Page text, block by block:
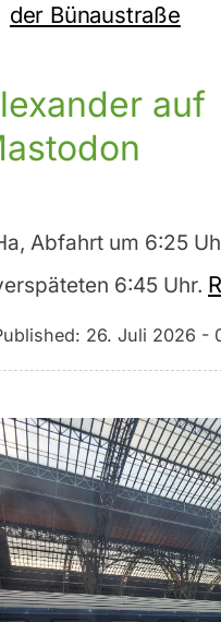
der Bünaustraße
auf
Abfahrt um 6:25
6:45 Uhr.
26. Juli 2026 -